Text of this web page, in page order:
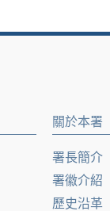
關於本署
署長簡介
署徽介紹
歷史沿革